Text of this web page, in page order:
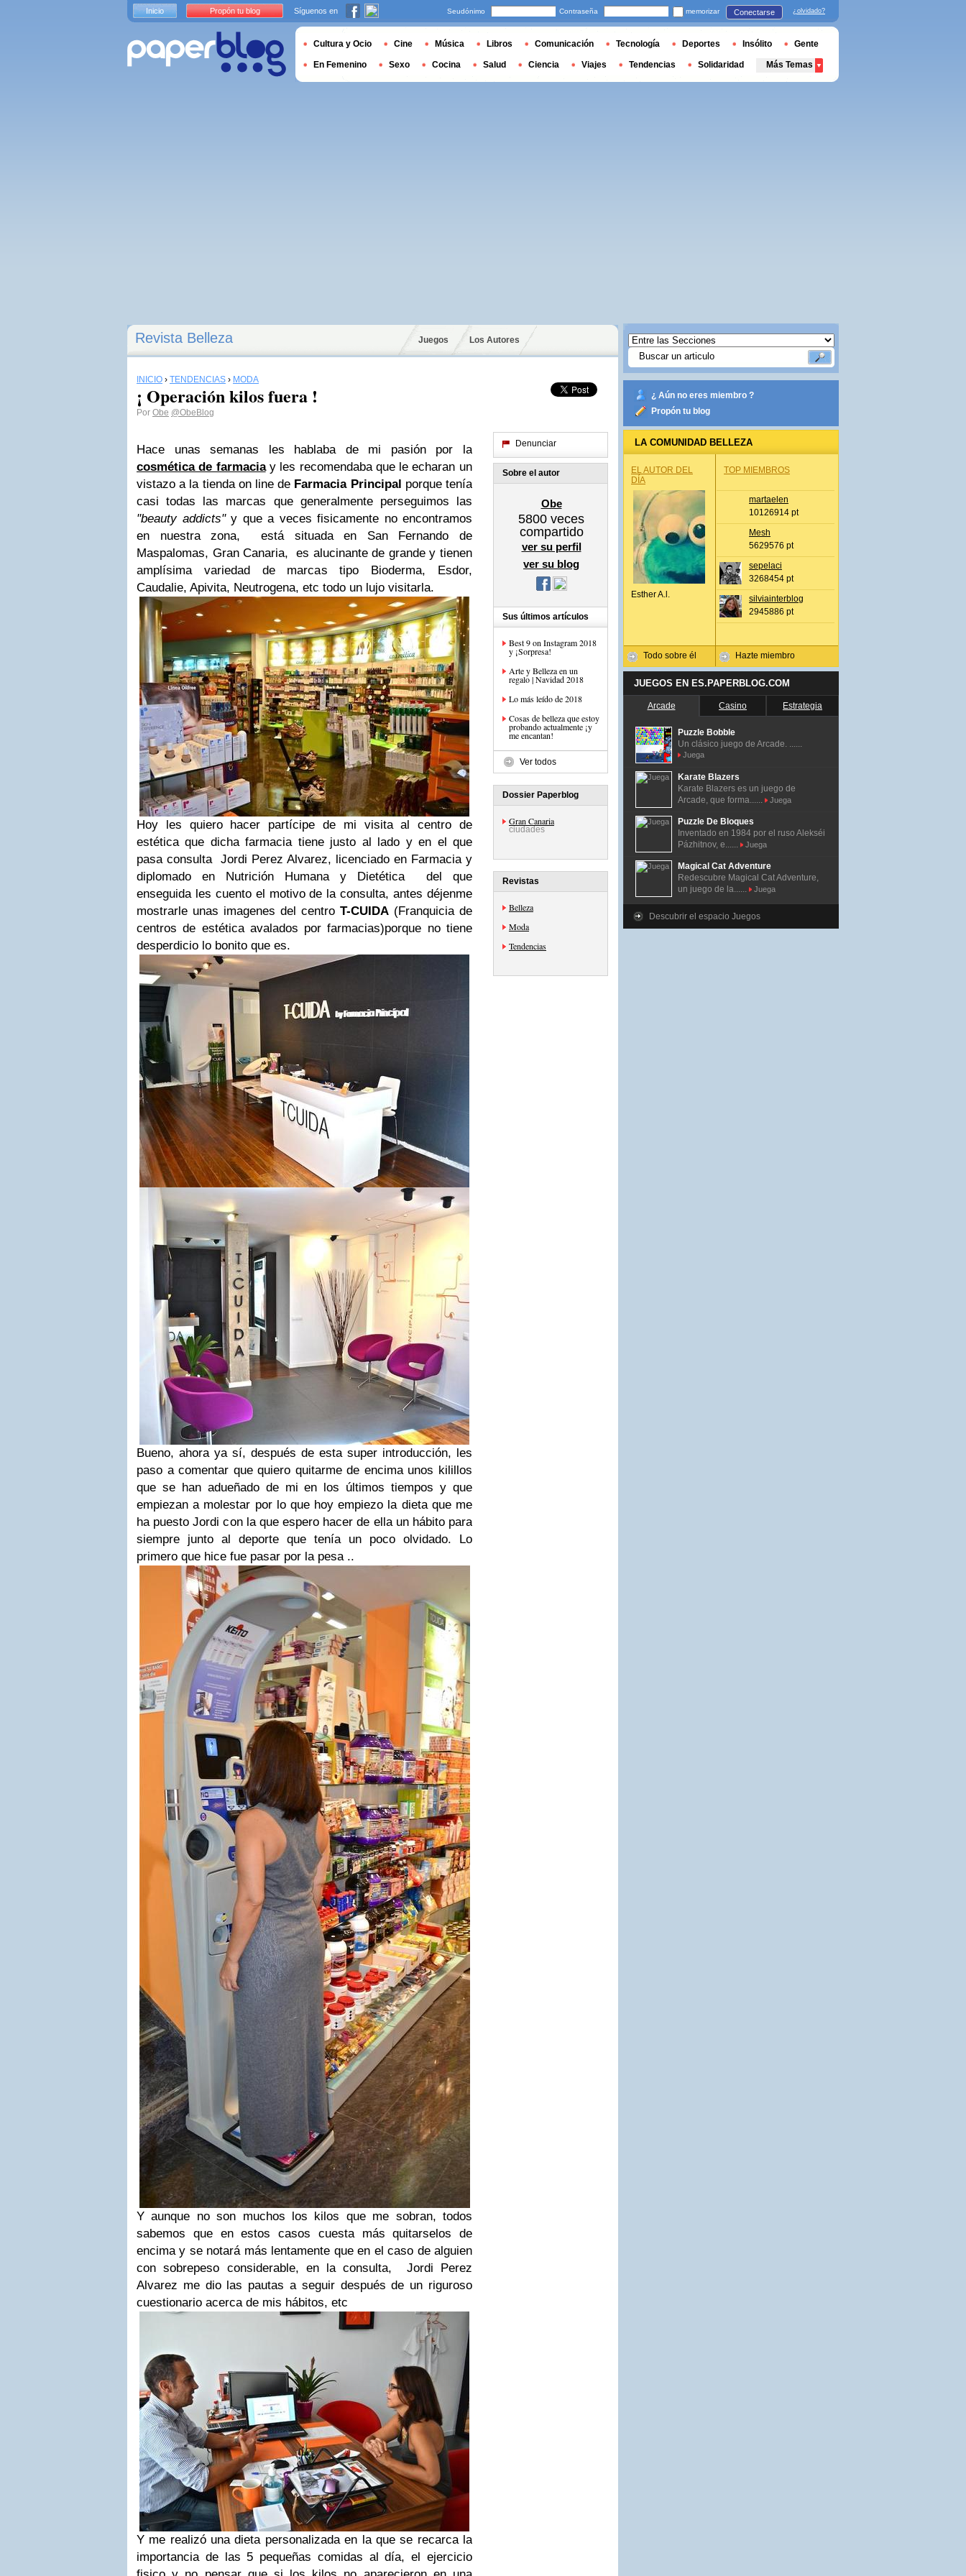
Revista Belleza Juegos Los Autores
INICIO › TENDENCIAS › MODA
¡ Operación kilos fuera !
Por Obe @ObeBlog
Hace unas semanas les hablaba de mi pasión por la
cosmética de farmaciay les recomendaba que le echaran un
vistazo a la tienda on line de Farmacia Principal porque tenía
casi todas las marcas que generalmente perseguimos las
"beauty addicts"y que a veces fisicamente no encontramos
en nuestra zona, está situada en San Fernando de
Maspalomas, Gran Canaria, es alucinante de grande y tienen
amplísima variedad de marcas tipo Bioderma, Esdor,
Caudalie, Apivita, Neutrogena, etc todo un lujo visitarla.
Hoy les quiero hacer partícipe de mi visita al centro de
estética que dicha farmacia tiene justo al lado y en el que
pasa consulta Jordi Perez Alvarez, licenciado en Farmacia y
diplomado en Nutrición Humana y Dietética
del que
enseguida les cuento el motivo de la consulta, antes déjenme
mostrarle unas imagenes del centro T-CUIDA (Franquicia de
centros de estética avalados por farmacias)porque no tiene
desperdicio lo bonito que es.
Bueno, ahora ya sí, después de esta super introducción, les
paso a comentar que quiero quitarme de encima unos kilillos
que se han adueñado de mi en los últimos tiempos y que
empiezan a molestar por lo que hoy empiezo la dieta que me
ha puesto Jordi con la que espero hacer de ella un hábito para
siempre junto al deporte que tenía un poco olvidado.
Lo
primero que hice fue pasar por la pesa ..
Y aunque no son muchos los kilos que me sobran, todos
sabemos que en estos casos cuesta más quitarselos de
encima y se notará más lentamente que en el caso de alguien
con sobrepeso considerable, en la consulta, Jordi Perez
Alvarez me dio las pautas a seguir después de un riguroso
cuestionario acerca de mis hábitos, etc
Y me realizó una dieta personalizada en la que se recarca la
importancia de las 5 pequeñas comidas al día, el ejercicio
Denunciar
Sobre el autor
Obe
5800 veces
compartido
ver su perfil
ver su blog
Sus últimos artículos
Best 9 on Instagram 2018
y ¡Sorpresa!
Arte y Belleza en un
regalo | Navidad 2018
Lo más leído de 2018
Cosas de belleza que estoy
probando actualmente ¡y
me encantan!
Ver todos
Dossier Paperblog
Gran Canaria
ciudades
Revistas
Belleza
Moda
Tendencias
¿ Aún no eres miembro ?
Propón tu blog
LA COMUNIDAD BELLEZA
EL AUTOR DEL
DÍA
Esther A.l.
Todo sobre él
TOP MIEMBROS
martaelen
10126914 pt
Mesh
5629576 pt
sepelaci
3268454 pt
silviainterblog
2945886 pt
Hazte miembro
JUEGOS EN ES.PAPERBLOG.COM
Arcade Casino Estrategia
Puzzle Bobble
Un clásico juego de Arcade. ......
Juega
Karate Blazers
Karate Blazers es un juego de
Arcade, que forma......
Juega
Puzzle De Bloques
Inventado en 1984 por el ruso Alekséi
Pázhitnov, e......
Juega
Magical Cat Adventure
Redescubre Magical Cat Adventure,
un juego de la......
Juega
Descubrir el espacio Juegos
Inicio Propón tu blog Síguenos en Seudónimo Contraseña memorizar Conectarse ¿olvidado?
Cultura y Ocio Cine Música Libros Comunicación Tecnología Deportes Insólito Gente
En Femenino Sexo Cocina Salud Ciencia Viajes Tendencias Solidaridad Más Temas